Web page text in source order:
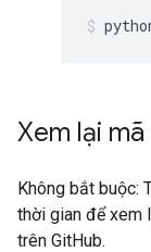
Xem lại mã
Không bắt buộc:
thời gian để xem
trên GitHub.